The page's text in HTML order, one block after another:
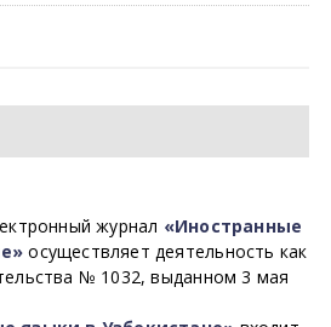
журнал «Иностранные
осуществляет деятельность как
№ 1032, выданном 3 мая